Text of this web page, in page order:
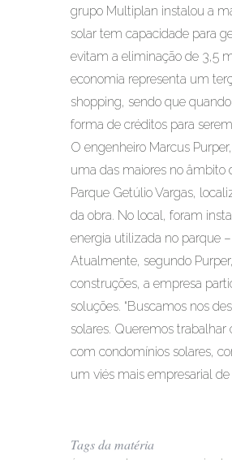
grupo Multiplan instalou a
solar tem capacidade para
evitam a eliminação de 3,5
economia representa um
shopping, sendo que
forma de créditos para
O engenheiro Marcus
uma das maiores no âmbito
Parque Getúlio Vargas,
da obra. No local, foram
energia utilizada no parque
Atualmente, segundo
construções, a empresa
soluções. “Buscamos nos
solares. Queremos
com condomínios solares,
um viés mais empresarial de
Tags da matéria